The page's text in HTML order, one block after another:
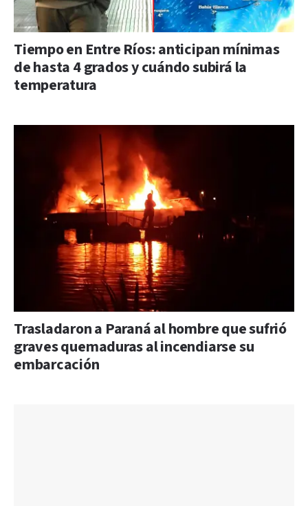
Tiempo en Entre Ríos: anticipan mínimas
de hasta 4 grados y cuándo subirá la
temperatura
Trasladaron a Paraná al hombre que sufrió
graves quemaduras al incendiarse su
embarcación